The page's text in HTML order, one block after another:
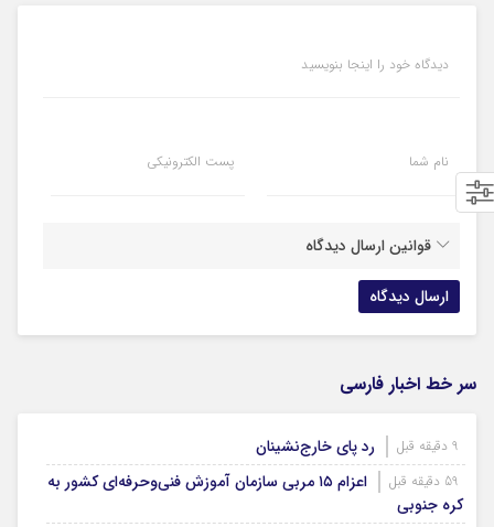
دیدگاه خود را اینجا بنویسید
نام شما پست الکترونیکی
قوانین ارسال دیدگاه
سر خط اخبار فارسی
رد پای خارج‌نشینان
اعزام ۱۵ مربی سازمان آموزش فنی‌وحرفه‌ای کشور به
کره جنوبی